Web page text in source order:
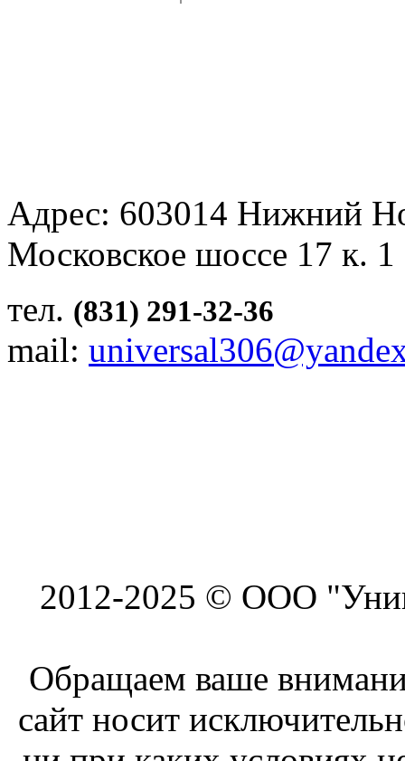
Адрес: 603014 Нижний
Московское шоссе 17 к.
тел. (831) 291-32-36
mail:
2012-2025 © ООО
Обращаем ваше
сайт носит